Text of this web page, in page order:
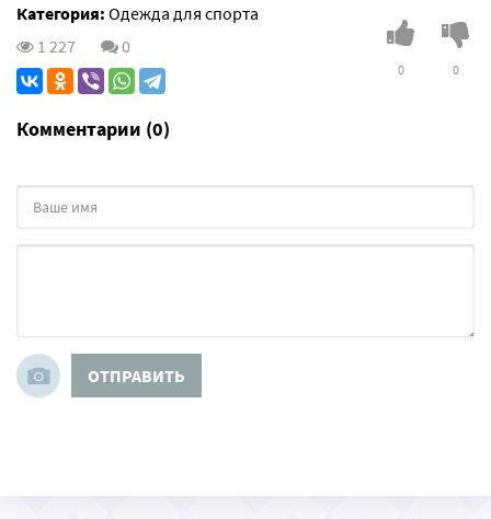
Категория: Одежда для спорта
1 227
0
0 0
Комментарии (0)
ОТПРАВИТЬ